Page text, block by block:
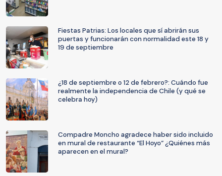
Fiestas Patrias: Los locales que sí abrirán sus
puertas y funcionarán con normalidad este 18 y
19 de septiembre
¿18 de septiembre o 12 de febrero?: Cuándo fue
realmente la independencia de Chile (y qué se
celebra hoy)
Compadre Moncho agradece haber sido incluido
en mural de restaurante “El Hoyo” ¿Quiénes más
aparecen en el mural?